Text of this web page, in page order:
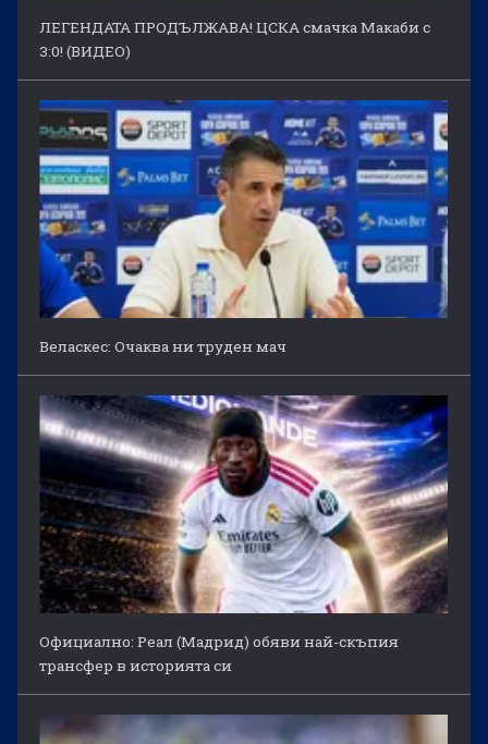
ЛЕГЕНДАТА ПРОДЪЛЖАВА! ЦСКА смачка Макаби с
3:0! (ВИДЕО)
Веласкес: Очаква ни труден мач
Официално: Реал (Мадрид) обяви най-скъпия
трансфер в историята си